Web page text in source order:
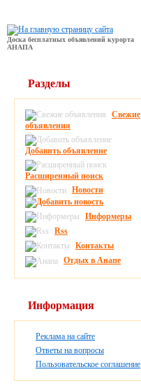
Доска бесплатных объявлений курорта
АНАПА
Разделы
Свежие
объявления
Добавить объявление
Расширенный поиск
Новости
Информеры
Rss
Контакты
Отдых в Анапе
Информация
Реклама на сайте
Ответы на вопросы
Пользовательское соглашение